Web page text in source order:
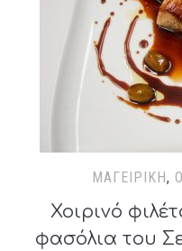
ΜΑΓΕΙΡΙΚΉ,
Χοιρινό
φασόλια του